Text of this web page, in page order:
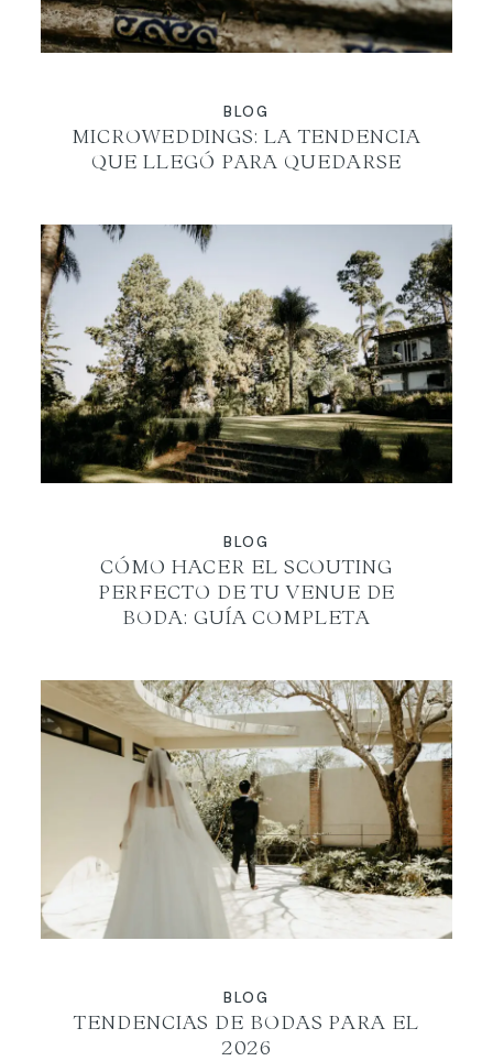
BLOG
MICROWEDDINGS: LA TENDENCIA
QUE LLEGÓ PARA QUEDARSE
BLOG
CÓMO HACER EL SCOUTING
PERFECTO DE TU VENUE DE
BODA: GUÍA COMPLETA
BLOG
TENDENCIAS DE BODAS PARA EL
2026